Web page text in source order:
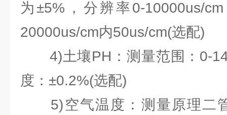
为±5%，分辨率0-10000us/
20000us/cm内50us/cm(选配)
4)土壤PH：测量范围：0-14
度：±0.2%(选配)
5)空气温度：测量原理二